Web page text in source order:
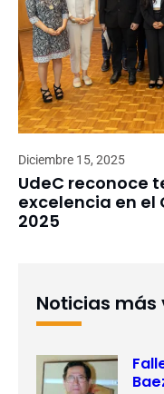
Diciembre 15, 2025
UdeC reconoce
excelencia en el
2025
Noticias más